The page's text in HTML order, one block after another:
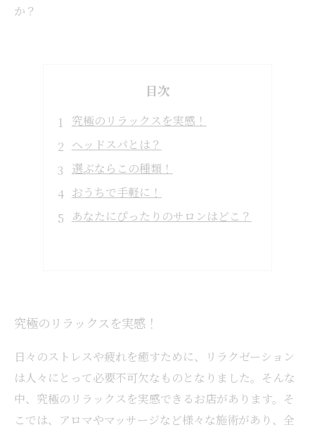
か？
目次
究極のリラックスを実感！
ヘッドスパとは？
選ぶならこの種類！
おうちで手軽に！
あなたにぴったりのサロンはどこ？
究極のリラックスを実感！
日々のストレスや疲れを癒すために、リラクゼーション
は人々にとって必要不可欠なものとなりました。そんな
中、究極のリラックスを実感できるお店があります。そ
こでは、アロマやマッサージなど様々な施術があり、全